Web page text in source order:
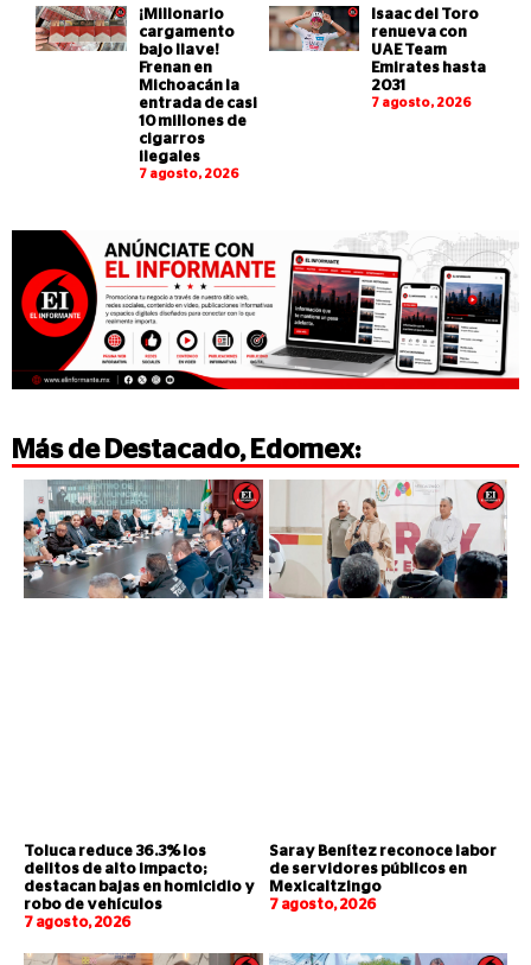
¡Millonario
cargamento
bajo llave!
Frenan en
Michoacán la
entrada de casi
10 millones de
cigarros
ilegales
7 agosto, 2026
Isaac del Toro
renueva con
UAE Team
Emirates hasta
2031
7 agosto, 2026
Más de Destacado, Edomex:
Toluca reduce 36.3% los
delitos de alto impacto;
destacan bajas en homicidio y
robo de vehículos
7 agosto, 2026
Saray Benítez reconoce labor
de servidores públicos en
Mexicaltzingo
7 agosto, 2026